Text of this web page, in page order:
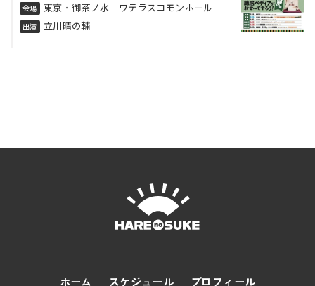
会場 東京・御茶ノ水 ワテラスコモンホール
出演 立川晴の輔
ホーム スケジュール プロフィール